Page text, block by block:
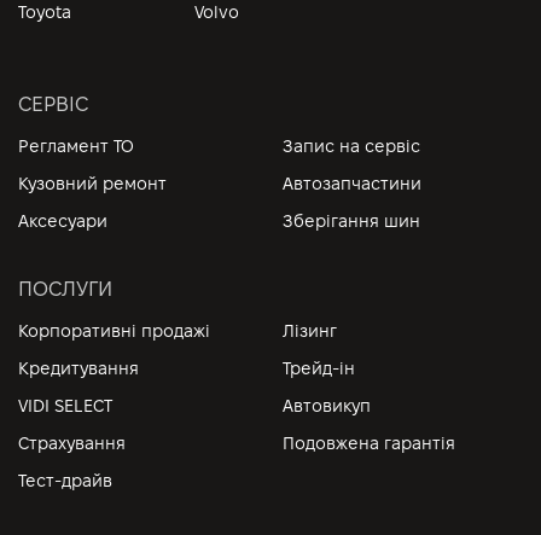
Toyota
Volvo
СЕРВІС
Регламент ТО
Запис на сервіс
Кузовний ремонт
Автозапчастини
Аксесуари
Зберігання шин
ПОСЛУГИ
Корпоративні продажі
Лізинг
Кредитування
Трейд-ін
VIDI SELECT
Автовикуп
Страхування
Подовжена гарантія
Тест-драйв